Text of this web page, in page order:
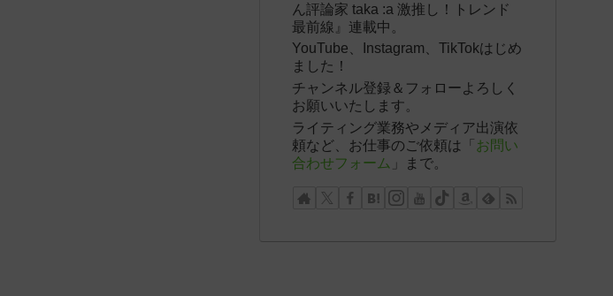
ん評論家 taka :a 激推し！トレンド
最前線』連載中。
YouTube、Instagram、TikTokはじめ
ました！
チャンネル登録＆フォローよろしく
お願いいたします。
ライティング業務やメディア出演依
頼など、お仕事のご依頼は「 お問い
合わせフォーム 」まで。